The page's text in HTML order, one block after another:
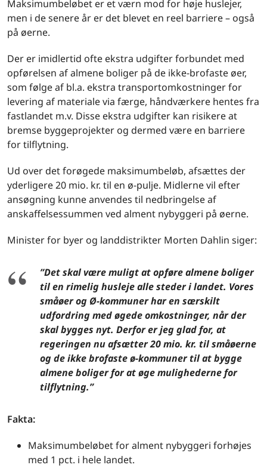
Maksimumbeløbet er et værn mod for høje huslejer,
men i de senere år er det blevet en reel barriere – også
på øerne.
Der er imidlertid ofte ekstra udgifter forbundet med
opførelsen af almene boliger på de ikke-brofaste øer,
som følge af bl.a. ekstra transportomkostninger for
levering af materiale via færge, håndværkere hentes fra
fastlandet m.v. Disse ekstra udgifter kan risikere at
bremse byggeprojekter og dermed være en barriere
for tilflytning.
Ud over det forøgede maksimumbeløb, afsættes der
yderligere 20 mio. kr. til en ø-pulje. Midlerne vil efter
ansøgning kunne anvendes til nedbringelse af
anskaffelsessummen ved alment nybyggeri på øerne.
Minister for byer og landdistrikter Morten Dahlin siger:
”Det skal være muligt at opføre almene boliger
til en rimelig husleje alle steder i landet. Vores
småøer og Ø-kommuner har en særskilt
udfordring med øgede omkostninger, når der
skal bygges nyt. Derfor er jeg glad for, at
regeringen nu afsætter 20 mio. kr. til småøerne
og de ikke brofaste ø-kommuner til at bygge
almene boliger for at øge mulighederne for
tilflytning.”
Fakta:
Maksimumbeløbet for alment nybyggeri forhøjes
med 1 pct. i hele landet.